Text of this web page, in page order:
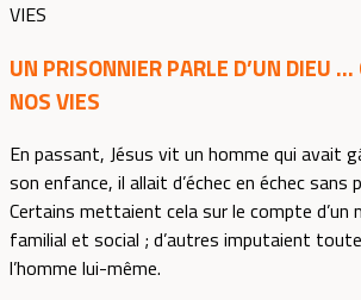
UN PRISONNIER PARLE D’UN DIEU
NOS VIES
En passant, Jésus vit un homme qui avait
son enfance, il allait d’échec en échec sans
Certains mettaient cela sur le compte d’un
familial et social ; d’autres imputaient
l’homme lui-même.